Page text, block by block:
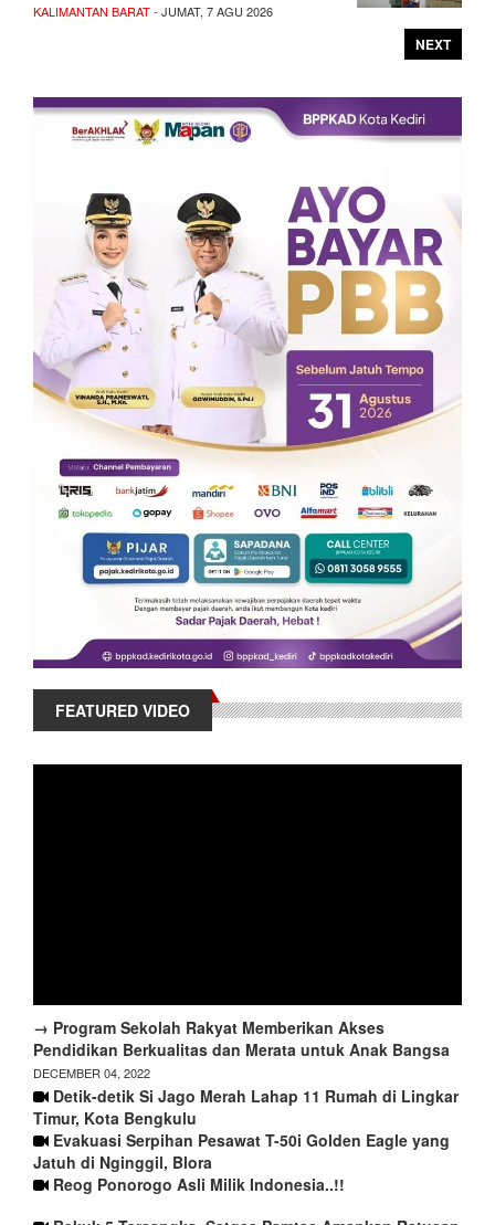
KALIMANTAN BARAT- JUMAT, 7 AGU 2026
NEXT
FEATURED VIDEO
→ Program Sekolah Rakyat Memberikan Akses
Pendidikan Berkualitas dan Merata untuk Anak Bangsa
DECEMBER 04, 2022
Detik-detik Si Jago Merah Lahap 11 Rumah di Lingkar
Timur, Kota Bengkulu
Evakuasi Serpihan Pesawat T-50i Golden Eagle yang
Jatuh di Nginggil, Blora
Reog Ponorogo Asli Milik Indonesia..!!